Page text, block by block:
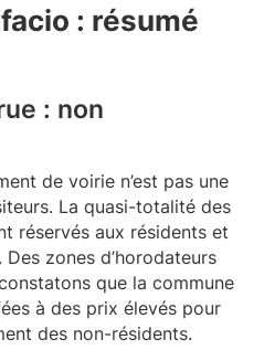
: résumé
: non
de voirie n’est pas une
La quasi-totalité des
réservés aux résidents et
zones d’horodateurs
que la commune
à des prix élevés pour
des non-résidents.